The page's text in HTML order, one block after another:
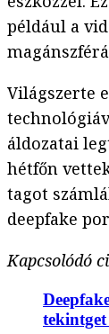
például a
Világszerte
áldozatai
hétfőn
tagot
deepfake
Kapcsolódó